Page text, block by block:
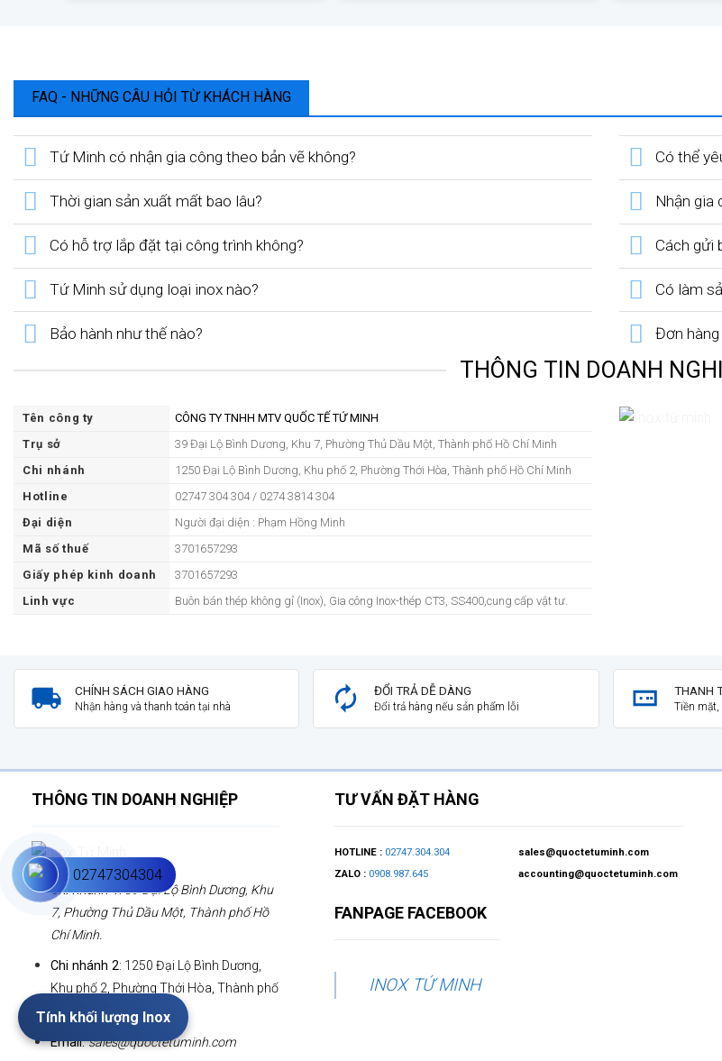
FAQ - NHỮNG CÂU HỎI TỪ KHÁCH HÀNG
Tứ Minh có nhận gia công theo bản vẽ không?
Thời gian sản xuất mất bao lâu?
Có hỗ trợ lắp đặt tại công trình không?
Tứ Minh sử dụng loại inox nào?
Bảo hành như thế nào?
Có thể
Nhận gia
Cách gửi
Có làm
Đơn hàng
THÔNG TIN DOANH
Tên công ty
CÔNG TY TNHH MTV QUỐC TẾ TỨ MINH
Trụ sở
39 Đại Lộ Bình Dương, Khu 7, Phường Thủ Dầu Một, Thành phố Hồ Chí Minh
Chi nhánh
1250 Đại Lộ Bình Dương, Khu phố 2, Phường Thới Hòa, Thành phố Hồ Chí Minh
Hotline
02747 304 304 / 0274 3814 304
Đại diện
Người đại diện : Phạm Hồng Minh
Mã số thuế
3701657293
Giấy phép kinh doanh
3701657293
Linh vực
Buôn bán thép không gỉ (Inox), Gia công Inox-thép CT3, SS400,cung cấp vật tư.
CHÍNH SÁCH GIAO HÀNG
Nhận hàng và thanh toán tại nhà
ĐỔI TRẢ DỄ DÀNG
Đổi trả hàng nếu sản phẩm lỗi
THANH
Tiền mặt,
THÔNG TIN DOANH NGHIỆP
Chi nhánh 1:39 Đại Lộ Bình Dương, Khu
7, Phường Thủ Dầu Một, Thành phố Hồ
Chí Minh.
Chi nhánh 2: 1250 Đại Lộ Bình Dương,
Khu phố 2, Phường Thới Hòa, Thành phố
Hồ Chí Minh
Email:sales@quoctetuminh.com
TƯ VẤN ĐẶT HÀNG
HOTLINE : 02747.304.304
ZALO : 0908.987.645
FANPAGE FACEBOOK
sales@quoctetuminh.com
accounting@quoctetuminh.com
INOX TỨ MINH
02747304304
Tính khối lượng Inox